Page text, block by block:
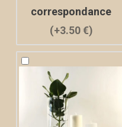
correspondance
(+3.50 €)